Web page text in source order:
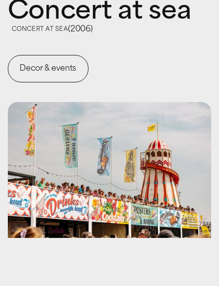
Concert at sea
CONCERT AT SEA(2006)
Decor & events